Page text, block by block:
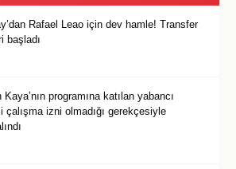
Rafael Leao için dev hamle! Transfer
başladı
Kaya’nın programına katılan yabancı
çalışma izni olmadığı gerekçesiyle